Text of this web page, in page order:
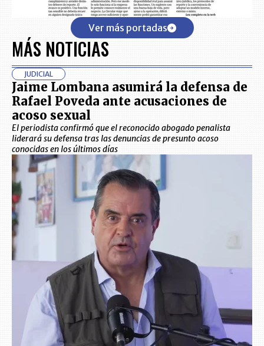
Ver más portadas
MÁS NOTICIAS
JUDICIAL
Jaime Lombana asumirá la defensa de
Rafael Poveda ante acusaciones de
acoso sexual
El periodista confirmó que el reconocido abogado penalista
liderará su defensa tras las denuncias de presunto acoso
conocidas en los últimos días